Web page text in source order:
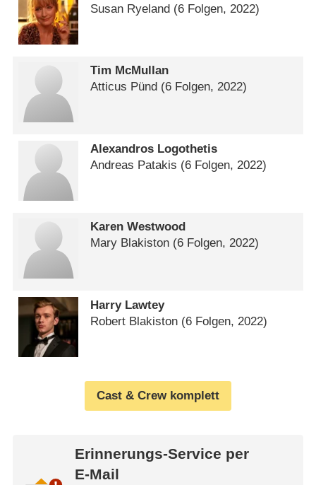
Susan Ryeland (6 Folgen, 2022)
Tim McMullan
Atticus Pünd (6 Folgen, 2022)
Alexandros Logothetis
Andreas Patakis (6 Folgen, 2022)
Karen Westwood
Mary Blakiston (6 Folgen, 2022)
Harry Lawtey
Robert Blakiston (6 Folgen, 2022)
Cast & Crew komplett
Erinnerungs-Service per
E-Mail